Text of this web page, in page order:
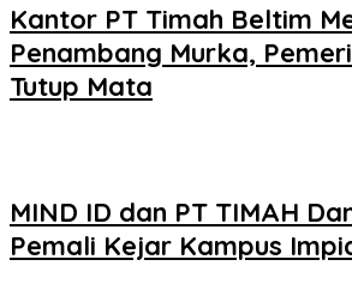
Kantor PT Timah Beltim
Penambang Murka,
Tutup Mata
MIND ID dan PT TIMAH
Pemali Kejar Kampus